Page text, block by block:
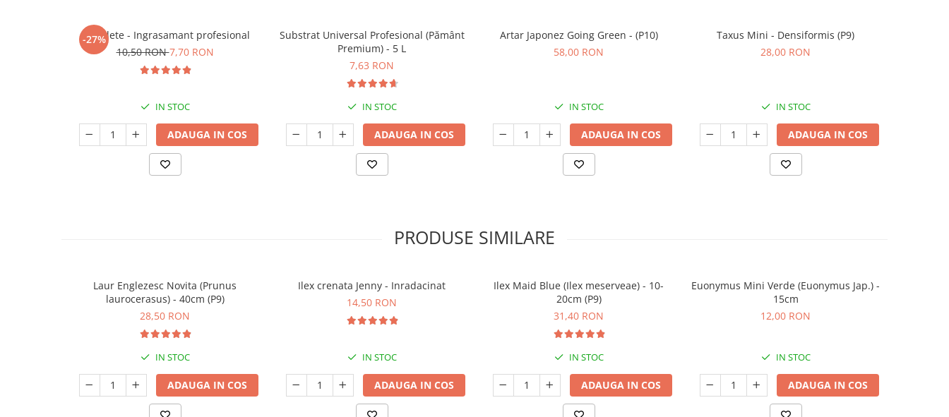
-27%
5 Tablete - Ingrasamant profesional
10,50 RON7,70 RON
IN STOC
ADAUGA IN COS
Substrat Universal Profesional (Pământ
Premium) - 5 L
7,63 RON
IN STOC
ADAUGA IN COS
Artar Japonez Going Green - (P10)
58,00 RON
IN STOC
ADAUGA IN COS
Taxus Mini - Densiformis (P9)
28,00 RON
IN STOC
ADAUGA IN COS
PRODUSE SIMILARE
Laur Englezesc Novita (Prunus
laurocerasus) - 40cm (P9)
28,50 RON
IN STOC
ADAUGA IN COS
Ilex crenata Jenny - Inradacinat
14,50 RON
IN STOC
ADAUGA IN COS
Ilex Maid Blue (Ilex meserveae) - 10-
20cm (P9)
31,40 RON
IN STOC
ADAUGA IN COS
Euonymus Mini Verde (Euonymus Jap.) -
15cm
12,00 RON
IN STOC
ADAUGA IN COS